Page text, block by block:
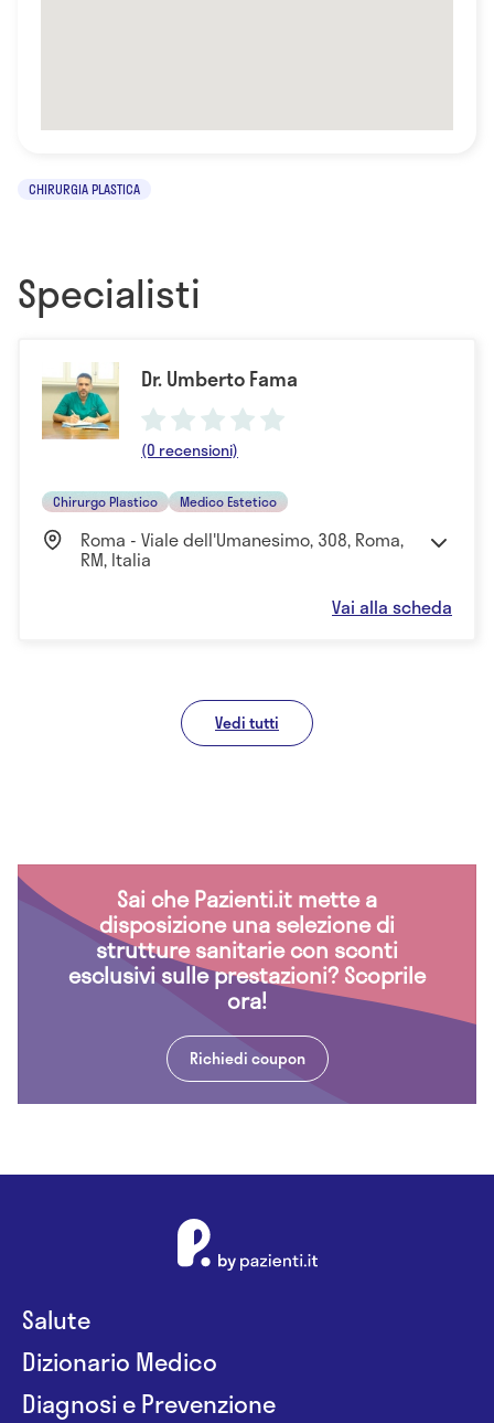
CHIRURGIA PLASTICA
Specialisti
Dr. Umberto Fama
(0 recensioni)
Chirurgo Plastico Medico Estetico
Roma - Viale dell'Umanesimo, 308, Roma,
RM, Italia
Vai alla scheda
Vedi tutti
Sai che Pazienti.it mette a
disposizione una selezione di
strutture sanitarie con sconti
esclusivi sulle prestazioni? Scoprile
ora!
Richiedi coupon
Salute
Dizionario Medico
Diagnosi e Prevenzione